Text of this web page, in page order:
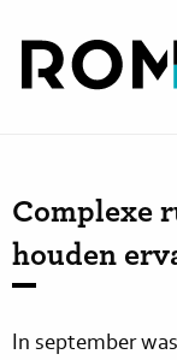
Complexe
houden
In september